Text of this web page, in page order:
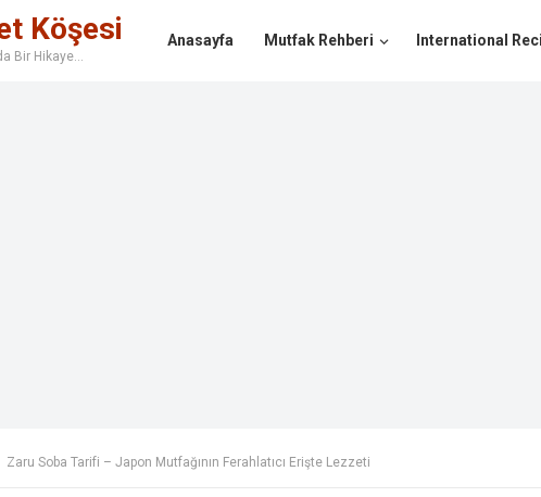
Köşesi
Bir Hikaye…
Anasayfa Mutfak Rehberi International
Zaru Soba Tarifi – Japon Mutfağının Ferahlatıcı Erişte Lezzeti